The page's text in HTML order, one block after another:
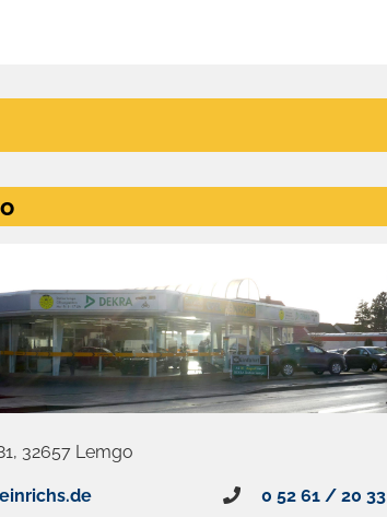
32657 Lemgo
0 52 61 / 20 33